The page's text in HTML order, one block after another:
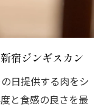
宿ジンギスカン
日提供する肉をシ
と食感の良さを最